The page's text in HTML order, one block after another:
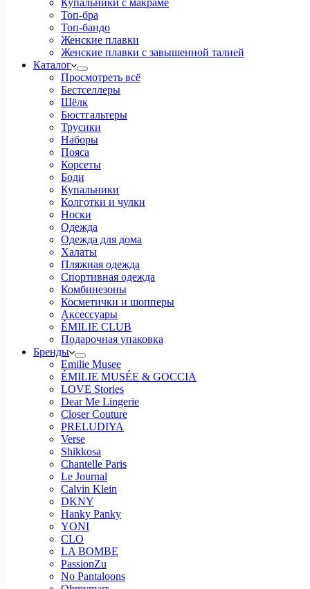
Купальники с макраме
Топ-бра
Топ-бандо
Женские плавки
Женские плавки с завышенной талией
Каталог
Просмотреть всё
Бестселлеры
Шёлк
Бюстгальтеры
Трусики
Наборы
Пояса
Корсеты
Боди
Купальники
Колготки и чулки
Носки
Одежда
Одежда для дома
Халаты
Пляжная одежда
Спортивная одежда
Комбинезоны
Косметички и шопперы
Аксессуары
ÉMILIE CLUB
Подарочная упаковка
Бренды
Emilie Musee
ÉMILIE MUSÉE & GOCCIA
LOVE Stories
Dear Me Lingerie
Closer Couture
PRELUDIYA
Verse
Shikkosa
Chantelle Paris
Le Journal
Calvin Klein
DKNY
Hanky Panky
YONI
CLO
LA BOMBE
PassionZu
No Pantaloons